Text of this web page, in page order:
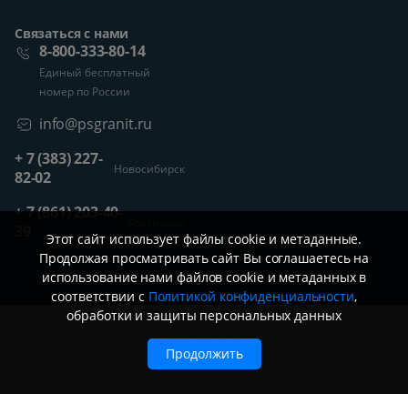
Связаться с нами
8-800-333-80-14
Единый бесплатный
номер по России
info@psgranit.ru
+ 7 (383) 227-
82-02
Новосибирск
+ 7 (861) 203-40-
Обращаем ваше внимание, что вся представленная на сайте
является публичной офертой.
Этот сайт использует файлы cookie и метаданные.
Продолжая просматривать сайт Вы соглашаетесь на
использование нами файлов cookie и метаданных в
соответствии с Политикой конфиденциальности,
обработки и защиты персональных данных
Продолжить